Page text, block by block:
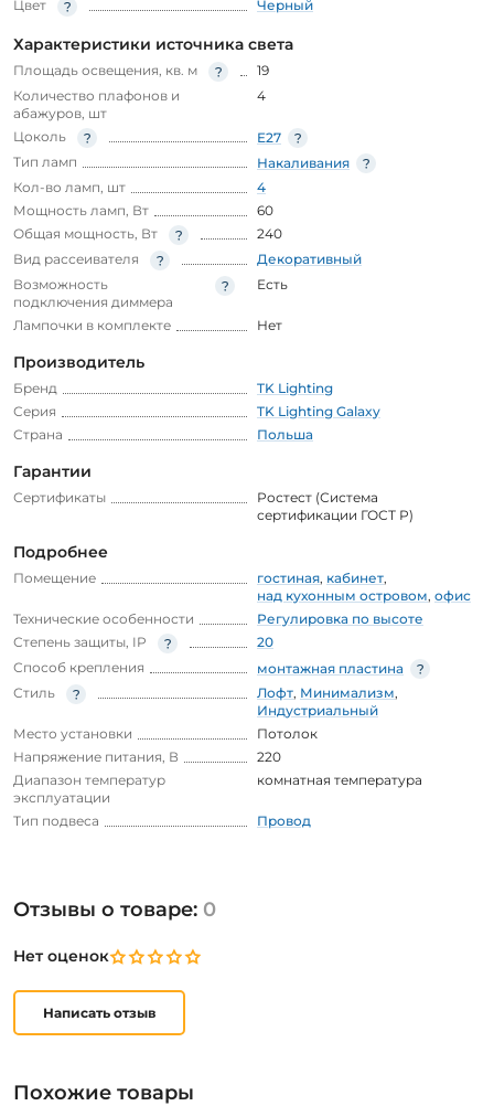
Цвет Черный
Характеристики источника света
Площадь освещения, кв. м
19
Количество плафонов и
абажуров, шт
4
Цоколь
E27
Тип ламп
Накаливания
Кол-во ламп, шт
4
Мощность ламп, Вт
60
Общая мощность, Вт
240
Вид рассеивателя
Декоративный
Возможность
подключения диммера
Есть
Лампочки в комплекте Нет
Производитель
Бренд
TK Lighting
Серия
TK Lighting Galaxy
Страна
Польша
Гарантии
Сертификаты
Ростест (Система
сертификации ГОСТ Р)
Подробнее
Помещение гостиная, кабинет,
над кухонным островом, офис
Технические особенности
Регулировка по высоте
Степень защиты, IP
20
Способ крепления
монтажная пластина
Стиль
Лофт, Минимализм,
Индустриальный
Место установки
Потолок
Напряжение питания, В
220
Диапазон температур
эксплуатации
комнатная температура
Тип подвеса Провод
Отзывы о товаре: 0
Нет оценок
Написать отзыв
Похожие товары